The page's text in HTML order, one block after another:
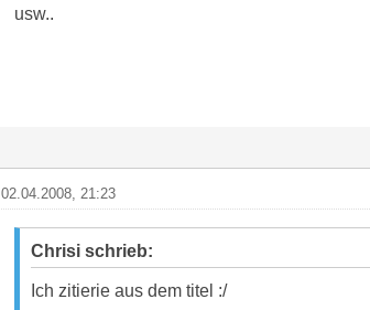
usw..
02.04.2008, 21:23
Chrisi schrieb:
Ich zitierie aus dem titel :/